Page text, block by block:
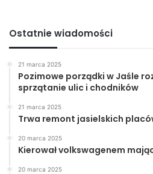
Ostatnie wiadomości
21 marca 2025
Pozimowe porządki w Jaśle
sprzątanie ulic i chodników
21 marca 2025
Trwa remont jasielskich
20 marca 2025
Kierował volkswagenem
20 marca 2025